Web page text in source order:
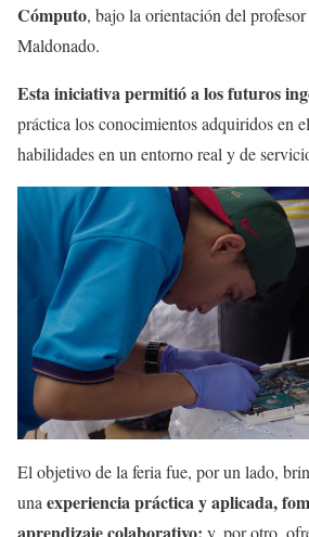
Cómputo, bajo la orientación del
Maldonado.
Esta iniciativa permitió a los futuros
práctica los conocimientos adquiridos en
habilidades en un entorno real y de
El objetivo de la feria fue, por un lado,
unaexperiencia práctica y aplicada,